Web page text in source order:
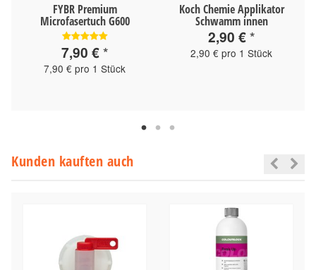
FYBR Premium
Microfasertuch G600
7,90 €*
7,90 € pro 1 Stück
Koch Chemie Applikator
Schwamm innen
2,90 €*
2,90 € pro 1 Stück
Kunden kauften auch